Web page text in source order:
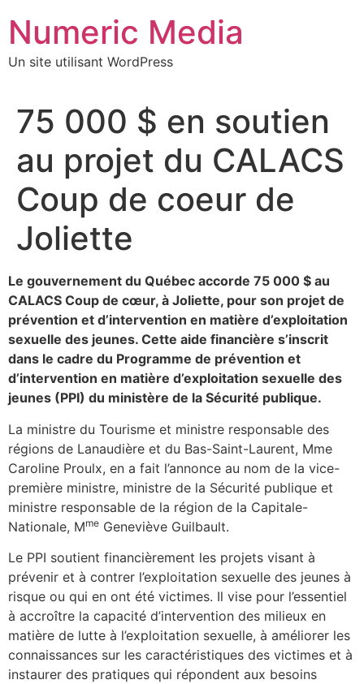
contenu
Numeric Media
Un site utilisant WordPress
75 000 $ en soutien
au projet du CALACS
Coup de coeur de
Joliette
Le gouvernement du Québec accorde 75 000 $ au
CALACS Coup de cœur, à Joliette, pour son projet de
prévention et d’intervention en matière d’exploitation
sexuelle des jeunes. Cette aide financière s’inscrit
dans le cadre du Programme de prévention et
d’intervention en matière d’exploitation sexuelle des
jeunes (PPI) du ministère de la Sécurité publique.
La ministre du Tourisme et ministre responsable des
régions de Lanaudière et du Bas-Saint-Laurent, Mme
Caroline Proulx, en a fait l’annonce au nom de la vice-
première ministre, ministre de la Sécurité publique et
ministre responsable de la région de la Capitale-
Nationale, Mme Geneviève Guilbault.
Le PPI soutient financièrement les projets visant à
prévenir et à contrer l’exploitation sexuelle des jeunes à
risque ou qui en ont été victimes. Il vise pour l’essentiel
à accroître la capacité d’intervention des milieux en
matière de lutte à l’exploitation sexuelle, à améliorer les
connaissances sur les caractéristiques des victimes et à
instaurer des pratiques qui répondent aux besoins